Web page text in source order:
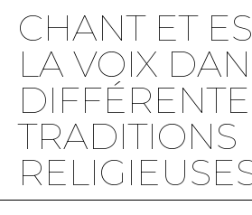
CHANT ET
LA VOIX
TRADITIONS